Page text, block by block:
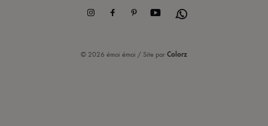
© 2026 émoi émoi / Site par Colorz
InstagramFacebookPinterest Youtube